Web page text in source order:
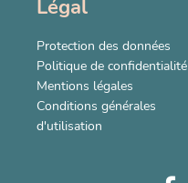
Légal
Protection des données
Politique de confidentialité
Mentions légales
Conditions générales
d'utilisation